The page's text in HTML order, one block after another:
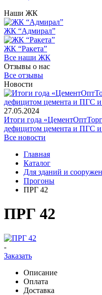
Наши ЖК
ЖК “Адмирал”
ЖК “Ракета”
Все наши ЖК
Отзывы о нас
Все отзывы
Новости
27.05.2024
Итоги года
дефицитом цемента и ПГС
Все новости
Главная
Каталог
Для зданий и
Прогоны
ПРГ 42
ПРГ 42
-
Заказать
Описание
Оплата
Доставка